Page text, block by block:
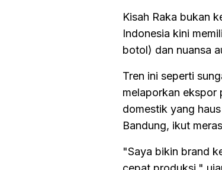
Kisah Raka bukan
Indonesia kini
botol) dan nuansa
Tren ini seperti
melaporkan ekspor
domestik yang
Bandung, ikut
"Saya bikin brand